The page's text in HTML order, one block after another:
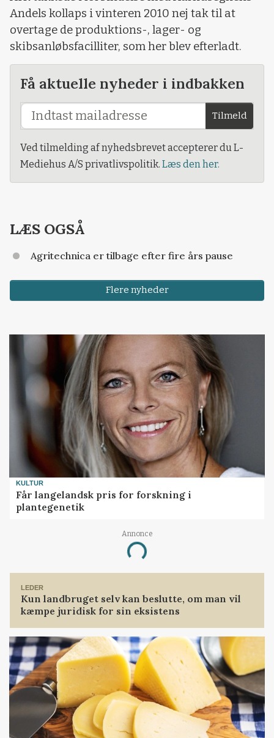
Andels kollaps i vinteren 2010 nej tak til at
overtage de produktions-, lager- og
skibsanløbsfacilliter, som her blev efterladt.
Få aktuelle nyheder i indbakken
Tilmeld
Ved tilmelding af nyhedsbrevet accepterer du L-
Mediehus A/S privatlivspolitik. Læs den her.
LÆS OGSÅ
Agritechnica er tilbage efter fire års pause
Flere nyheder
KULTUR
Får langelandsk pris for forskning i
plantegenetik
Annonce
Loading...
LEDER
Kun landbruget selv kan beslutte, om man vil
kæmpe juridisk for sin eksistens